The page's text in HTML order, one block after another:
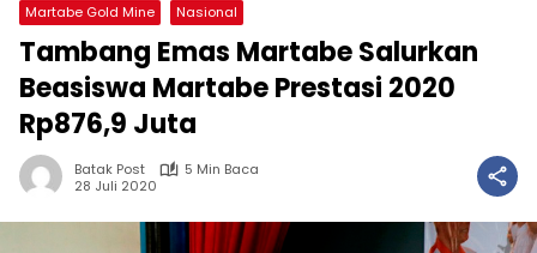
Martabe Gold Mine Nasional
Tambang Emas Martabe Salurkan
Beasiswa Martabe Prestasi 2020
Rp876,9 Juta
Batak Post
5 Min Baca
28 Juli 2020